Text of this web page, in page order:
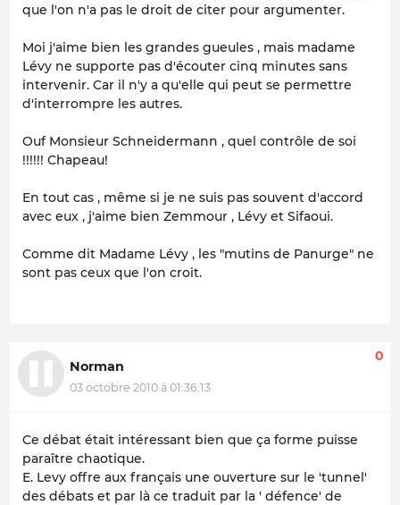
que l'on n'a pas le droit de citer pour argumenter.
Moi j'aime bien les grandes gueules , mais madame
Lévy ne supporte pas d'écouter cinq minutes sans
intervenir. Car il n'y a qu'elle qui peut se permettre
d'interrompre les autres.
Ouf Monsieur Schneidermann , quel contrôle de soi
!!!!!! Chapeau!
En tout cas , même si je ne suis pas souvent d'accord
avec eux , j'aime bien Zemmour , Lévy et Sifaoui.
Comme dit Madame Lévy , les "mutins de Panurge" ne
sont pas ceux que l'on croit.
Norman
03 octobre 2010 à 01:36:13
0
Ce débat était intéressant bien que ça forme puisse
paraître chaotique.
E. Levy offre aux français une ouverture sur le 'tunnel'
des débats et par là ce traduit par la ' défence' de